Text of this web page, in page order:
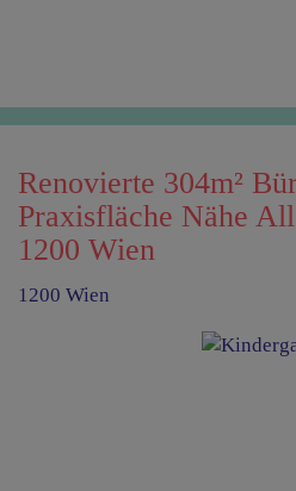
Renovierte 304m²
Praxisfläche Nähe
1200 Wien
1200 Wien